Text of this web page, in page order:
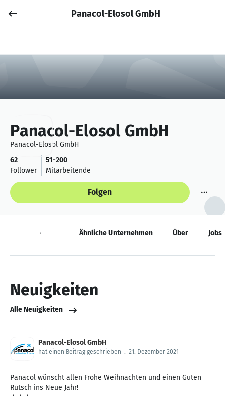
Anmelden
Panacol-Elosol GmbH
Panacol-Elosol GmbH
Panacol-Elosol GmbH
62
Follower
51-200
Mitarbeitende
Folgen
Neuigkeiten Ähnliche Unternehmen Über Jobs
Neuigkeiten
Alle Neuigkeiten
Panacol-Elosol GmbH
hat einen Beitrag geschrieben . 21. Dezember 2021
Panacol wünscht allen Frohe Weihnachten und einen Guten
Rutsch ins Neue Jahr!